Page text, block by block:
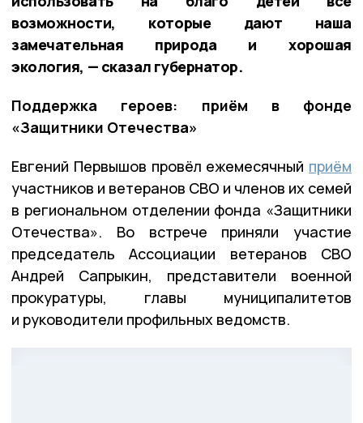
возможности, которые дают наша
замечательная природа и хорошая
экология, — сказал губернатор.
Поддержка героев: приём в фонде
«Защитники Отечества»
Евгений Первышов провёл ежемесячный приём
участников и ветеранов СВО и членов их семей
в региональном отделении фонда «Защитники
Отечества». Во встрече приняли участие
председатель Ассоциации ветеранов СВО
Андрей Сапрыкин, представители военной
прокуратуры, главы муниципалитетов
и руководители профильных ведомств.